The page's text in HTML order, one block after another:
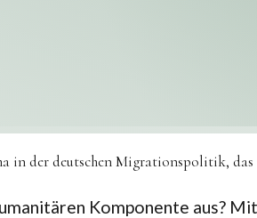
in der deutschen Migrationspolitik,
Komponente aus?